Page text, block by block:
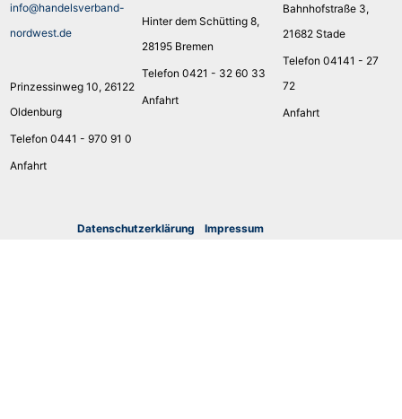
info@handelsverband-
nordwest.de
Prinzessinweg 10, 26122
Oldenburg
Telefon 0441 - 970 91 0
Anfahrt
Hinter dem Schütting 8,
28195 Bremen
Telefon 0421 - 32 60 33
Anfahrt
Bahnhofstraße 3,
21682 Stade
Telefon 04141 - 27
72
Anfahrt
Datenschutzerklärung Impressum